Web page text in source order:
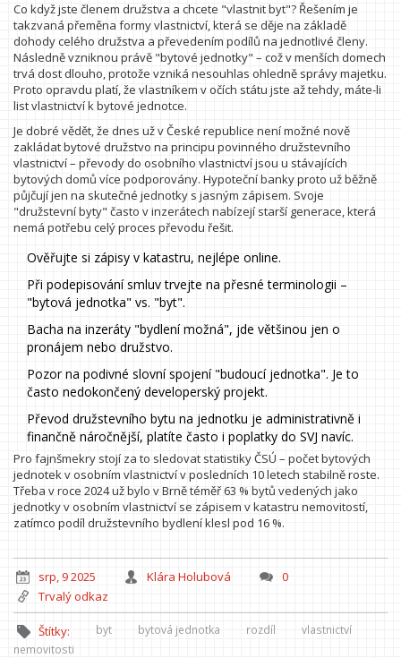
Co když jste členem družstva a chcete "vlastnit byt"? Řešením je
takzvaná přeměna formy vlastnictví, která se děje na základě
dohody celého družstva a převedením podílů na jednotlivé členy.
Následně vzniknou právě "bytové jednotky" – což v menších domech
trvá dost dlouho, protože vzniká nesouhlas ohledně správy majetku.
Proto opravdu platí, že vlastníkem v očích státu jste až tehdy, máte-li
list vlastnictví k bytové jednotce.
Je dobré vědět, že dnes už v České republice není možné nově
zakládat bytové družstvo na principu povinného družstevního
vlastnictví – převody do osobního vlastnictví jsou u stávajících
bytových domů více podporovány. Hypoteční banky proto už běžně
půjčují jen na skutečné jednotky s jasným zápisem. Svoje
"družstevní byty" často v inzerátech nabízejí starší generace, která
nemá potřebu celý proces převodu řešit.
Ověřujte si zápisy v katastru, nejlépe online.
Při podepisování smluv trvejte na přesné terminologii –
"bytová jednotka" vs. "byt".
Bacha na inzeráty "bydlení možná", jde většinou jen o
pronájem nebo družstvo.
Pozor na podivné slovní spojení "budoucí jednotka". Je to
často nedokončený developerský projekt.
Převod družstevního bytu na jednotku je administrativně i
finančně náročnější, platíte často i poplatky do SVJ navíc.
Pro fajnšmekry stojí za to sledovat statistiky ČSÚ – počet bytových
jednotek v osobním vlastnictví v posledních 10 letech stabilně roste.
Třeba v roce 2024 už bylo v Brně téměř 63 % bytů vedených jako
jednotky v osobním vlastnictví se zápisem v katastru nemovitostí,
zatímco podíl družstevního bydlení klesl pod 16 %.
srp, 9 2025 Klára Holubová
0
Trvalý odkaz
Štítky: byt bytová jednotka rozdíl
vlastnictví
nemovitosti